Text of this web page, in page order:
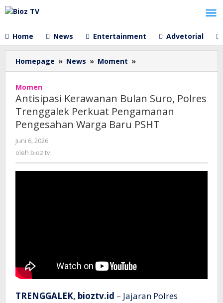
Lewati
ke
Home
News Entertainment Advetorial
Homepage » News » Moment »
Kerawanan
Polres
Trenggalek
Perkuat
Baru
Momen
Antisipasi Kerawanan Bulan Suro, Polres
Trenggalek Perkuat Pengamanan
Pengesahan Warga Baru PSHT
Juni 6, 2026
oleh bioz tv
TRENGGALEK, bioztv.id – Jajaran Polres